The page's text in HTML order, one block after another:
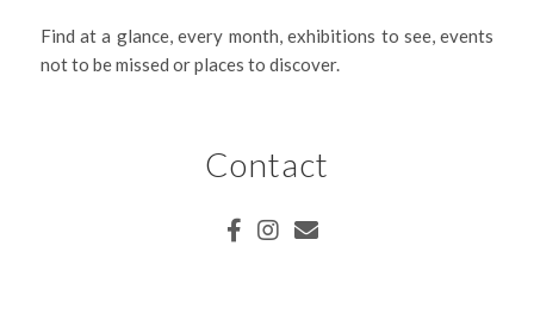
Find at a glance, every month, exhibitions to see, events
not to be missed or places to discover.
Contact